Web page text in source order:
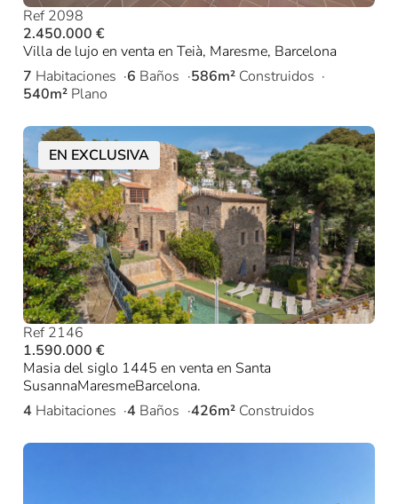
Ref 2098
2.450.000 €
Villa de lujo en venta en Teià, Maresme, Barcelona
7 Habitaciones 6 Baños 586m² Construidos
540m² Plano
EN EXCLUSIVA
Ref 2146
1.590.000 €
Masia del siglo 1445 en venta en Santa
SusannaMaresmeBarcelona.
4 Habitaciones 4 Baños 426m² Construidos